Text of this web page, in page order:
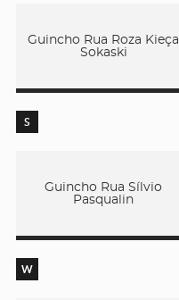
Guincho Rua Roza Kieça
Sokaski
S
Guincho Rua Sílvio
Pasqualin
W